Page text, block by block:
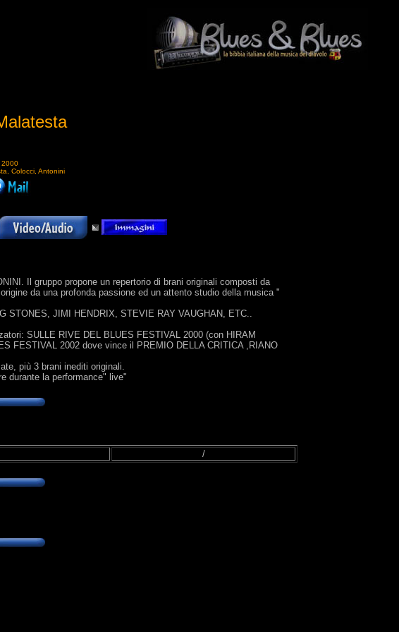
2000
Colocci, Antonini
Il gruppo propone un repertorio di brani originali composti da
da una profonda passione ed un attento studio della musica "
STONES, JIMI HENDRIX, STEVIE RAY VAUGHAN, ETC..
SULLE RIVE DEL BLUES FESTIVAL 2000 (con HIRAM
FESTIVAL 2002 dove vince il PREMIO DELLA CRITICA ,RIANO
più 3 brani inediti originali.
durante la performance" live"
/